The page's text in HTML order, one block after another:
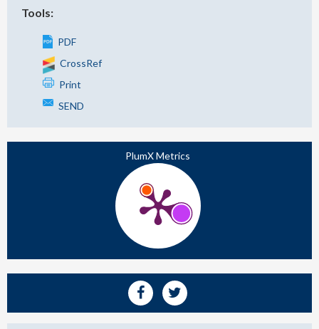
Tools:
PDF
CrossRef
Print
SEND
PlumX Metrics